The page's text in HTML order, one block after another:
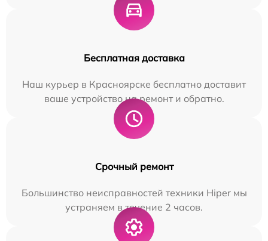
Бесплатная доставка
Наш курьер в Красноярске бесплатно доставит
ваше устройство на ремонт и обратно.
Срочный ремонт
Большинство неисправностей техники Hiper мы
устраняем в течение 2 часов.